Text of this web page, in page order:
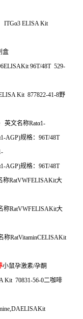
ITGα3 ELISA Kit
盒
96T/48T 529-
Kit 877822-41-8野
英文名称Ratα1-
1-AGP)规格： 96T/48T
1-AGP)规格： 96T/48T
称RatVWFELISAKit大
称RatVWFELISAKit大
称RatVitaminCELISAKit
小鼠孕激素/孕酮
Kit 70831-56-0二咖啡